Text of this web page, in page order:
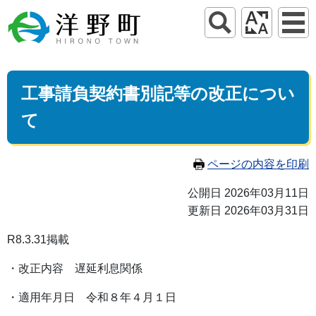
工事請負契約書別記等の改正につい
て
ページの内容を印刷
公開日 2026年03月11日
更新日 2026年03月31日
R8.3.31掲載
・改正内容 遅延利息関係
・適用年月日 令和８年４月１日